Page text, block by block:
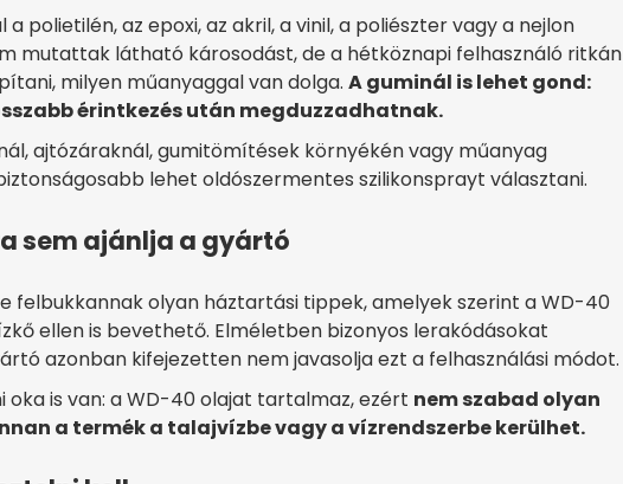
polietilén, az epoxi, az akril, a vinil, a poliészter vagy a nejlon
mutattak látható károsodást, de a hétköznapi felhasználó ritkán
milyen műanyaggal van dolga. A guminál is lehet gond:
érintkezés után megduzzadhatnak.
ajtózáraknál, gumitömítések környékén vagy műanyag
lehet oldószermentes szilikonsprayt választani.
sem ajánlja a gyártó
felbukkannak olyan háztartási tippek, amelyek szerint a WD-40
ellen is bevethető. Elméletben bizonyos lerakódásokat
azonban kifejezetten nem javasolja ezt a felhasználási módot.
oka is van: a WD-40 olajat tartalmaz, ezért nem szabad olyan
a termék a talajvízbe vagy a vízrendszerbe kerülhet.